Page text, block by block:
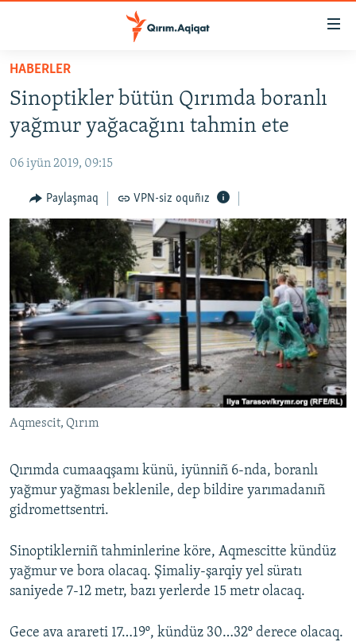
Esas
qaytmaq
Baş
navigatsiyağa
qaytmaq
qaytmaq
SİYASET
İQTİSADİYAT
CEMİYET
MEDENİYET
İNSAN AQLARI
VİDEO
SÜRET
BLOGLAR
FİKİR
Русский
Українською
HABERLER
Sinoptikler bütün Qırımda boranlı
yağmur yağacağını tahmin ete
06 iyün 2019, 09:15
Paylaşmaq VPN-siz oquñız
Aqmescit, Qırım
Qırımda cumaaqşamı künü, iyünniñ 6-nda, boranlı
yağmur yağması beklenile, dep bildire yarımadanıñ
gidromettsentri.
Sinoptiklerniñ tahminlerine köre, Aqmescitte kündüz
yağmur ve bora olacaq. Şimaliy-şarqiy yel süratı
saniyede 7-12 metr, bazı yerlerde 15 metr olacaq.
Gece ava arareti 17…19º, kündüz 30…32º derece olacaq.